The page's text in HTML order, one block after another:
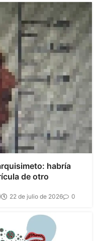
habría
de otro
22 de julio de 2026 0